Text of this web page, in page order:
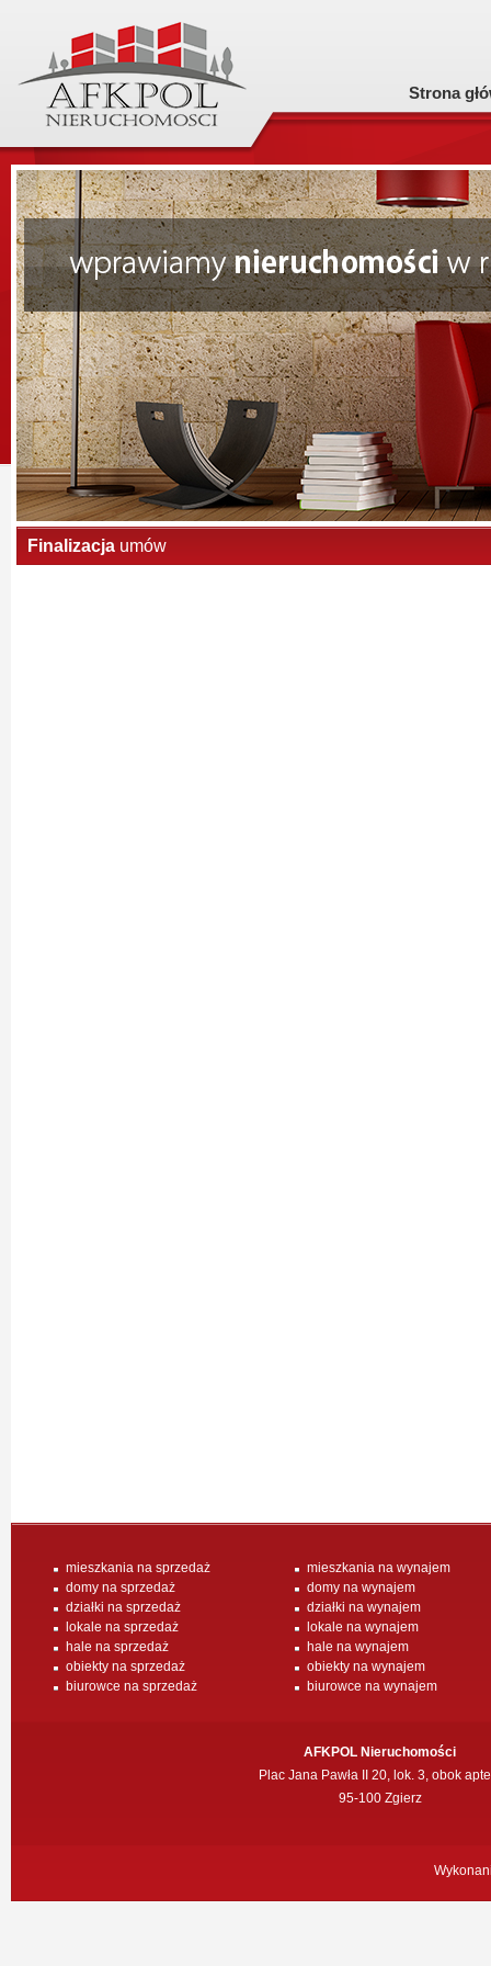
Strona
Finalizacja umów
mieszkania na sprzedaż
domy na sprzedaż
działki na sprzedaż
lokale na sprzedaż
hale na sprzedaż
obiekty na sprzedaż
biurowce na sprzedaż
mieszkania na wynajem
domy na wynajem
działki na wynajem
lokale na wynajem
hale na wynajem
obiekty na wynajem
biurowce na wynajem
AFKPOL Nieruchomości
Plac Jana Pawła II 20, lok. 3, obok
95-100 Zgierz